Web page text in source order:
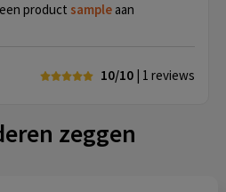
product sample aan
10/10 | 1 reviews
zeggen